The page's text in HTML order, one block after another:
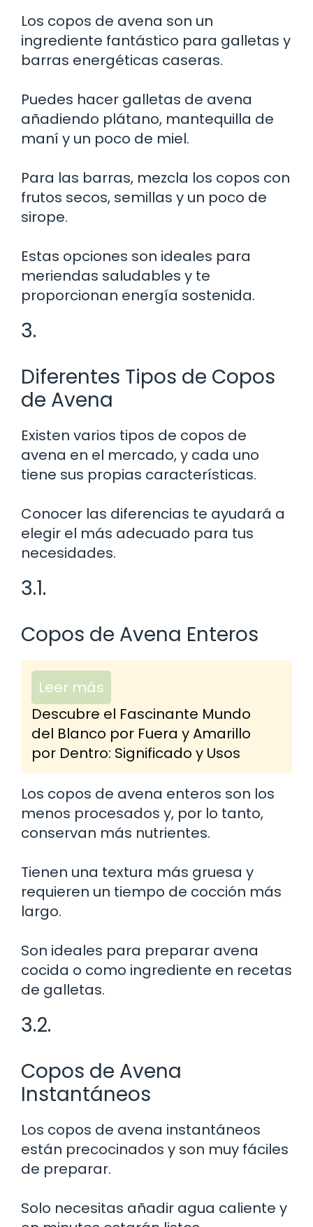
Los copos de avena son un
ingrediente fantástico para galletas y
barras energéticas caseras.
Puedes hacer galletas de avena
añadiendo plátano, mantequilla de
maní y un poco de miel.
Para las barras, mezcla los copos con
frutos secos, semillas y un poco de
sirope.
Estas opciones son ideales para
meriendas saludables y te
proporcionan energía sostenida.
3.
Diferentes Tipos de Copos
de Avena
Existen varios tipos de copos de
avena en el mercado, y cada uno
tiene sus propias características.
Conocer las diferencias te ayudará a
elegir el más adecuado para tus
necesidades.
3.1.
Copos de Avena Enteros
Leer más
Descubre el Fascinante Mundo
del Blanco por Fuera y Amarillo
por Dentro: Significado y Usos
Los copos de avena enteros son los
menos procesados y, por lo tanto,
conservan más nutrientes.
Tienen una textura más gruesa y
requieren un tiempo de cocción más
largo.
Son ideales para preparar avena
cocida o como ingrediente en recetas
de galletas.
3.2.
Copos de Avena
Instantáneos
Los copos de avena instantáneos
están precocinados y son muy fáciles
de preparar.
Solo necesitas añadir agua caliente y